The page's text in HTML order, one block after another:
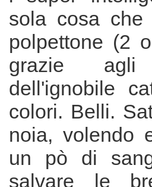
sola cosa che
polpettone (2
grazie agli
dell'ignobile
colori. Belli.
noia, volendo
un pò di
salvare le